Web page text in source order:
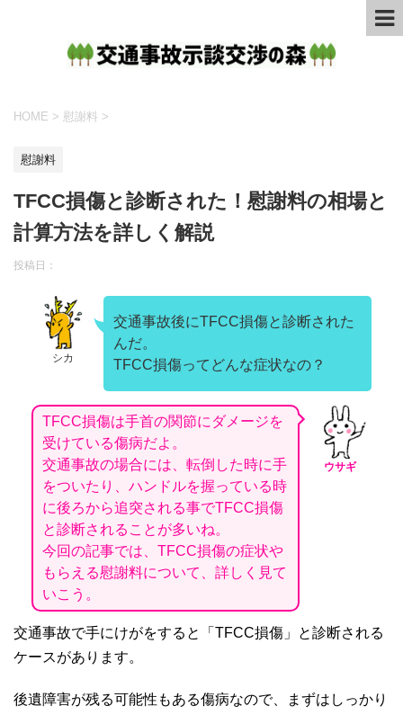
HOME > 慰謝料 >
慰謝料
TFCC損傷と診断された！慰謝料の相場と
計算方法を詳しく解説
投稿日：
シカ
交通事故後にTFCC損傷と診断された
んだ。
TFCC損傷ってどんな症状なの？
ウサギ
TFCC損傷は手首の関節にダメージを
受けている傷病だよ。
交通事故の場合には、転倒した時に手
をついたり、ハンドルを握っている時
に後ろから追突される事でTFCC損傷
と診断されることが多いね。
今回の記事では、TFCC損傷の症状や
もらえる慰謝料について、詳しく見て
いこう。
交通事故で手にけがをすると「 TFCC損傷」と診断される
ケースがあります。
後遺障害が残る可能性もある傷病なので、まずはしっかり